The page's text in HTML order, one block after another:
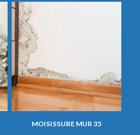
MOISISSURE MUR 35